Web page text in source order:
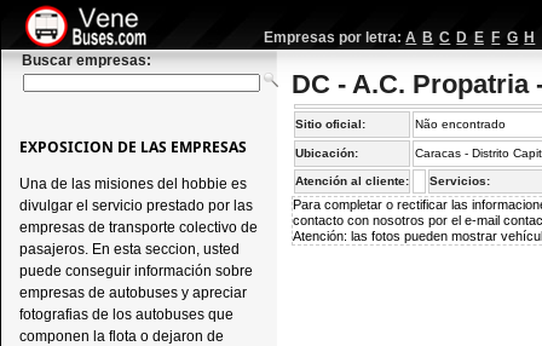
Empresas por letra: A B C D E F G H
Buscar empresas:
DC - A.C. Propatria
Sitio oficial: Não encontrado
Ubicación: Caracas - Distrito
Atención al cliente: Servicios:
Para completar o rectificar las
contacto con nosotros por el e-mail
Atención: las fotos pueden mostrar
EXPOSICION DE LAS EMPRESAS
Una de las misiones del hobbie es
divulgar el servicio prestado por las
empresas de transporte colectivo de
pasajeros. En esta seccion, usted
puede conseguir información sobre
empresas de autobuses y apreciar
fotografias de los autobuses que
componen la flota o dejaron de